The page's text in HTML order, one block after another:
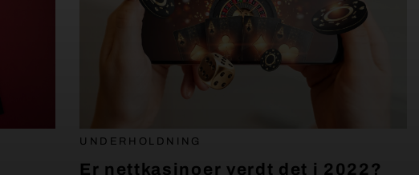
UNDERHOLDNING
Er nettkasinoer verdt det i 2022?